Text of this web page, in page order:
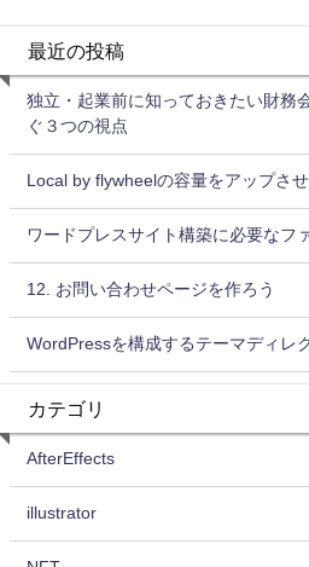
最近の投稿
独立・起業前に知っておきたい財務
ぐ３つの視点
Local by flywheelの容量をアップさ
ワードプレスサイト構築に必要なフ
12. お問い合わせページを作ろう
WordPressを構成するテーマディレ
カテゴリ
AfterEffects
illustrator